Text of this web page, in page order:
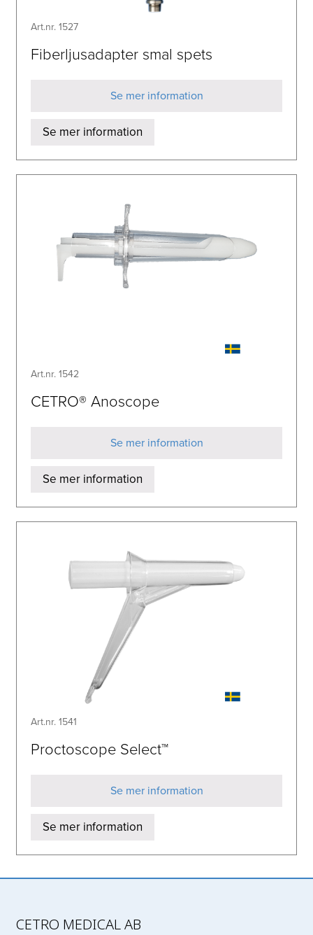
Art.nr. 1527
Fiberljusadapter smal spets
Se mer information
Se mer information
Art.nr. 1542
CETRO® Anoscope
Se mer information
Se mer information
Art.nr. 1541
Proctoscope Select™
Se mer information
Se mer information
CETRO MEDICAL AB